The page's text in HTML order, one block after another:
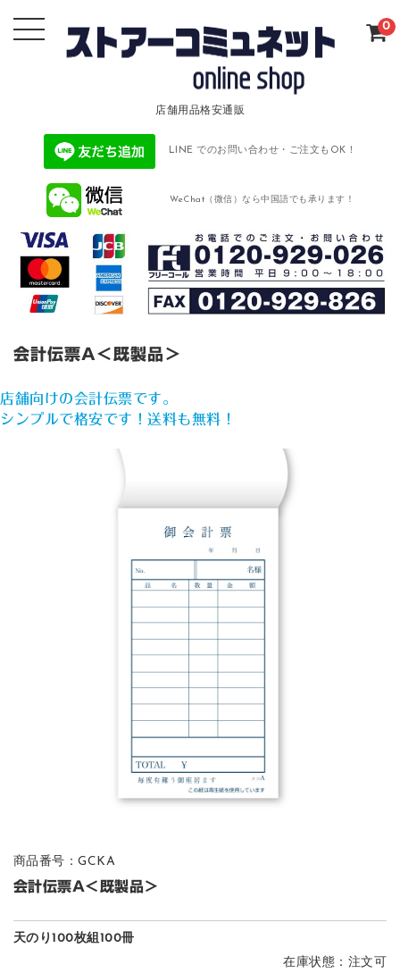
店舗用品格安通販
LINE でのお問い合わせ・ご注文もOK！
WeChat（微信）なら中国語でも承ります！
0
会計伝票A＜既製品＞
店舗向けの会計伝票です。
シンプルで格安です！送料も無料！
商品番号：GCKA
会計伝票A＜既製品＞
天のり100枚組100冊
在庫状態：注文可